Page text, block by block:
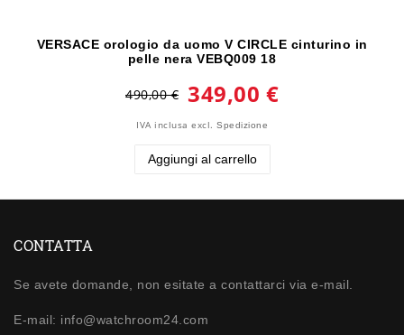
VERSACE orologio da uomo V CIRCLE cinturino in
pelle nera VEBQ009 18
490,00 € 349,00 €
IVA inclusa excl. Spedizione
Aggiungi al carrello
CONTATTA
Se avete domande, non esitate a contattarci via e-mail.
E-mail: info@watchroom24.com